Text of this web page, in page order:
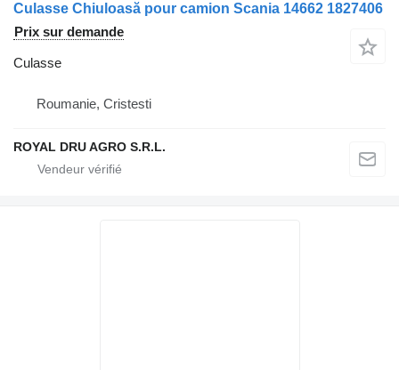
Culasse Chiuloasă pour camion Scania 14662 1827406
Prix sur demande
Culasse
Roumanie, Cristesti
ROYAL DRU AGRO S.R.L.